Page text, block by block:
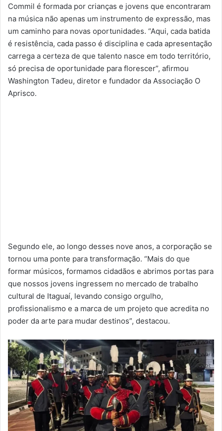
Commil é formada por crianças e jovens que encontraram
na música não apenas um instrumento de expressão, mas
um caminho para novas oportunidades. “Aqui, cada batida
é resistência, cada passo é disciplina e cada apresentação
carrega a certeza de que talento nasce em todo território,
só precisa de oportunidade para florescer”, afirmou
Washington Tadeu, diretor e fundador da Associação O
Aprisco.
Segundo ele, ao longo desses nove anos, a corporação se
tornou uma ponte para transformação. “Mais do que
formar músicos, formamos cidadãos e abrimos portas para
que nossos jovens ingressem no mercado de trabalho
cultural de Itaguaí, levando consigo orgulho,
profissionalismo e a marca de um projeto que acredita no
poder da arte para mudar destinos”, destacou.